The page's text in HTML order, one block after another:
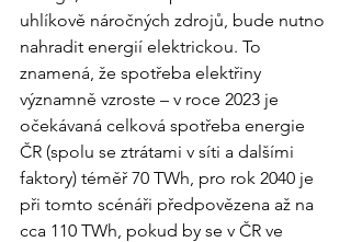
uhlíkově náročných zdrojů, bude nutno
nahradit energií elektrickou. To
znamená, že spotřeba elektřiny
významně vzroste – v roce 2023 je
očekávaná celková spotřeba energie
ČR (spolu se ztrátami v síti a dalšími
faktory) téměř 70 TWh, pro rok 2040 je
při tomto scénáři předpovězena až na
cca 110 TWh, pokud by se v ČR ve